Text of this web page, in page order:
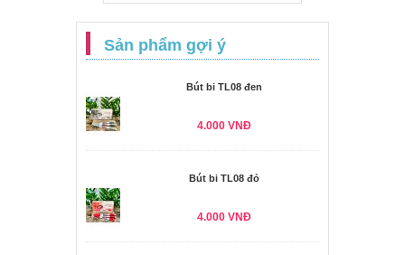
Sản phẩm gợi ý
Bút bi TL08 đen
4.000 VNĐ
Bút bi TL08 đỏ
4.000 VNĐ